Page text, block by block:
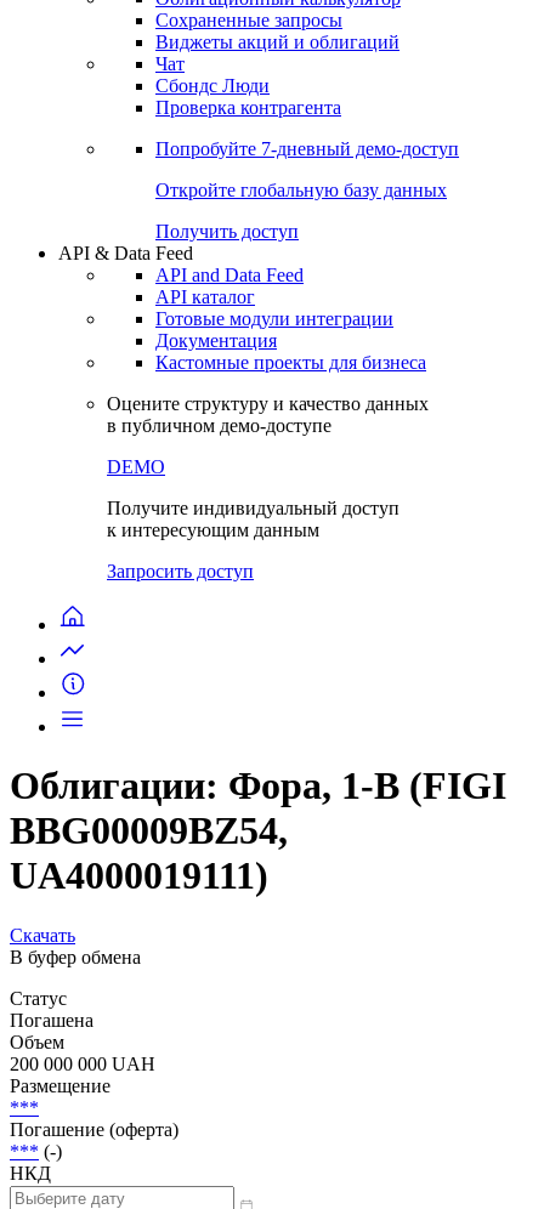
Сохраненные запросы
Виджеты акций и облигаций
Чат
Сбондс Люди
Проверка контрагента
Попробуйте 7-дневный демо-доступ
Откройте глобальную базу данных
Получить доступ
API & Data Feed
API and Data Feed
API каталог
Готовые модули интеграции
Документация
Кастомные проекты для бизнеса
Оцените структуру и качество данных
в публичном демо-доступе
DEMO
Получите индивидуальный доступ
к интересующим данным
Запросить доступ
Облигации: Фора, 1-В (FIGI
BBG00009BZ54,
UA4000019111)
Скачать
В буфер обмена
Статус
Погашена
Объем
200 000 000 UAH
Размещение
***
Погашение (оферта)
*** (-)
НКД